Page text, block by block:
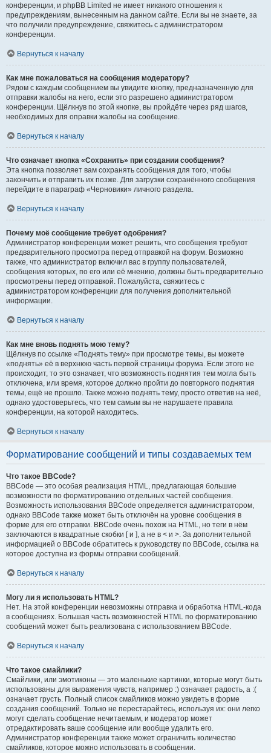
конференции, и phpBB Limited не имеет никакого отношения к
предупреждениям, вынесенным на данном сайте. Если вы не знаете, за
что получили предупреждение, свяжитесь с администратором
конференции.
Вернуться к началу
Как мне пожаловаться на сообщения модератору?
Рядом с каждым сообщением вы увидите кнопку, предназначенную для
отправки жалобы на него, если это разрешено администратором
конференции. Щёлкнув по этой кнопке, вы пройдёте через ряд шагов,
необходимых для оправки жалобы на сообщение.
Вернуться к началу
Что означает кнопка «Сохранить» при создании сообщения?
Эта кнопка позволяет вам сохранять сообщения для того, чтобы
закончить и отправить их позже. Для загрузки сохранённого сообщения
перейдите в параграф «Черновики» личного раздела.
Вернуться к началу
Почему моё сообщение требует одобрения?
Администратор конференции может решить, что сообщения требуют
предварительного просмотра перед отправкой на форум. Возможно
также, что администратор включил вас в группу пользователей,
сообщения которых, по его или её мнению, должны быть предварительно
просмотрены перед отправкой. Пожалуйста, свяжитесь с
администратором конференции для получения дополнительной
информации.
Вернуться к началу
Как мне вновь поднять мою тему?
Щёлкнув по ссылке «Поднять тему» при просмотре темы, вы можете
«поднять» её в верхнюю часть первой страницы форума. Если этого не
происходит, то это означает, что возможность поднятия тем могла быть
отключена, или время, которое должно пройти до повторного поднятия
темы, ещё не прошло. Также можно поднять тему, просто ответив на неё,
однако удостоверьтесь, что тем самым вы не нарушаете правила
конференции, на которой находитесь.
Вернуться к началу
Форматирование сообщений и типы создаваемых тем
Что такое BBCode?
BBCode — это особая реализация HTML, предлагающая большие
возможности по форматированию отдельных частей сообщения.
Возможность использования BBCode определяется администратором,
однако BBCode также может быть отключён на уровне сообщения в
форме для его отправки. BBCode очень похож на HTML, но теги в нём
заключаются в квадратные скобки [ и ], а не в < и >. За дополнительной
информацией о BBCode обратитесь к руководству по BBCode, ссылка на
которое доступна из формы отправки сообщений.
Вернуться к началу
Могу ли я использовать HTML?
Нет. На этой конференции невозможны отправка и обработка HTML-кода
в сообщениях. Большая часть возможностей HTML по форматированию
сообщений может быть реализована с использованием BBCode.
Вернуться к началу
Что такое смайлики?
Смайлики, или эмотиконы — это маленькие картинки, которые могут быть
использованы для выражения чувств, например :) означает радость, а :(
означает грусть. Полный список смайликов можно увидеть в форме
создания сообщений. Только не перестарайтесь, используя их: они легко
могут сделать сообщение нечитаемым, и модератор может
отредактировать ваше сообщение или вообще удалить его.
Администратор конференции также может ограничить количество
смайликов, которое можно использовать в сообщении.